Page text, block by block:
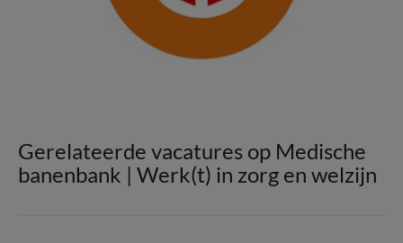
Gerelateerde vacatures op Medische
banenbank | Werk(t) in zorg en welzijn